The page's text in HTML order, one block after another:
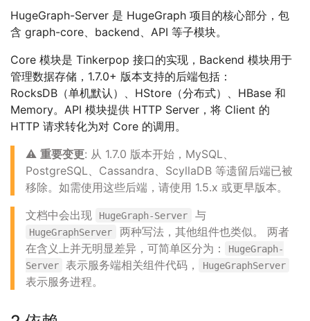
HugeGraph-Server 是 HugeGraph 项目的核心部分，包
含 graph-core、backend、API 等子模块。
Core 模块是 Tinkerpop 接口的实现，Backend 模块用于
管理数据存储，1.7.0+ 版本支持的后端包括：
RocksDB（单机默认）、HStore（分布式）、HBase 和
Memory。API 模块提供 HTTP Server，将 Client 的
HTTP 请求转化为对 Core 的调用。
⚠️ 重要变更: 从 1.7.0 版本开始，MySQL、
PostgreSQL、Cassandra、ScyllaDB 等遗留后端已被
移除。如需使用这些后端，请使用 1.5.x 或更早版本。
文档中会出现
HugeGraph-Server 与
HugeGraphServer
两种写法，其他组件也类似。 两者
在含义上并无明显差异，可简单区分为：
HugeGraph-
Server
表示服务端相关组件代码， HugeGraphServer
表示服务进程。